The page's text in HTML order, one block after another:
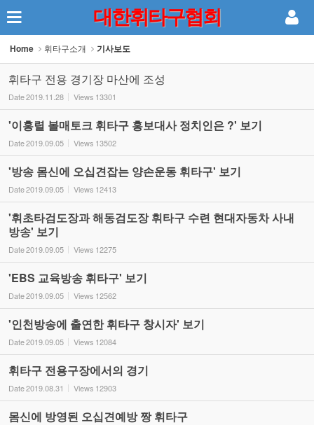
대한휘타구협회
Home 휘타구소개 기사보도
휘타구 전용 경기장 마산에 조성
Date2019.11.28 Views 13301
'이홍렬 볼매토크 휘타구 홍보대사 정치인은 ?' 보기
Date2019.09.05 Views 13502
'방송 몸신에 오십견잡는 양손운동 휘타구' 보기
Date2019.09.05 Views 12413
'휘초타검도장과 해동검도장 휘타구 수련 현대자동차 사내
방송' 보기
Date2019.09.05 Views 12275
'EBS 교육방송 휘타구' 보기
Date2019.09.05 Views 12562
'인천방송에 출연한 휘타구 창시자' 보기
Date2019.09.05 Views 12084
휘타구 전용구장에서의 경기
Date2019.08.31 Views 12903
몸신에 방영된 오십견예방 짱 휘타구
Sketchbook5, 스케치북5
Sketchbook5, 스케치북5